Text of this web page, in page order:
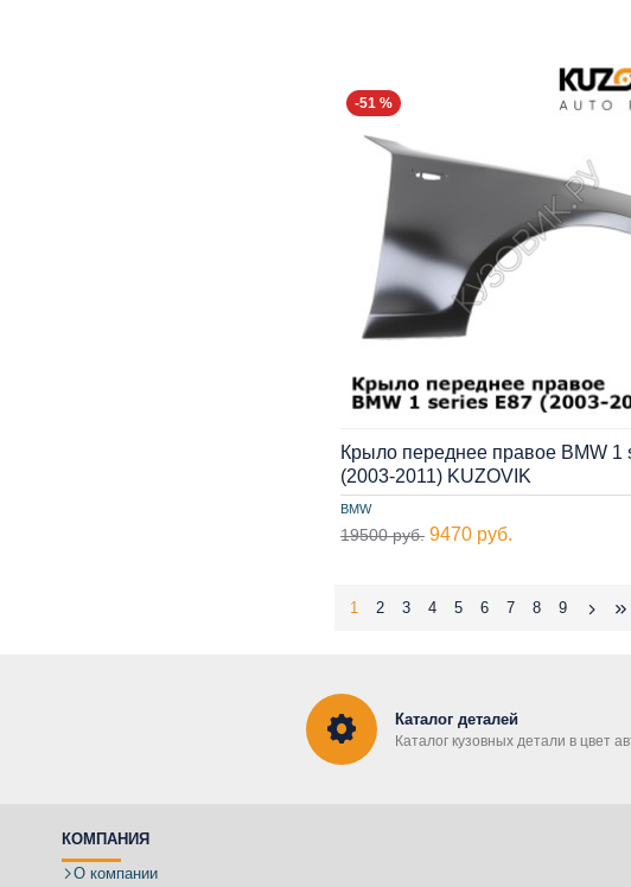
-51 %
BMW
Крыло переднее правое BMW 1
(2003-2011) KUZOVIK
19500 руб. 9470 руб.
1 2 3 4 5 6 7 8 9
Каталог деталей
Каталог кузовных детали в цвет
КОМПАНИЯ
О компании